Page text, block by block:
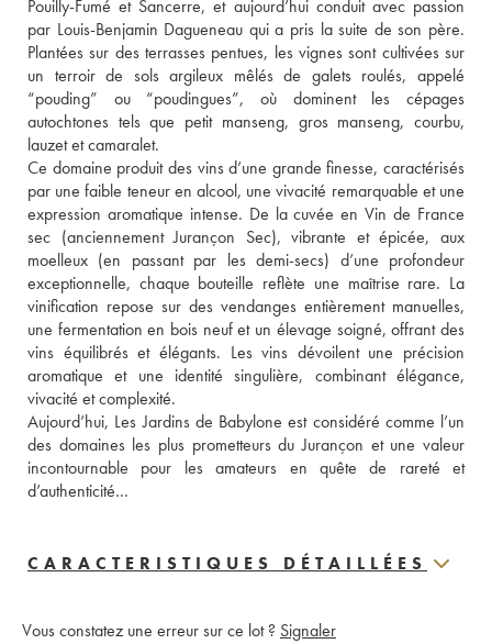
Pouilly-Fumé et Sancerre, et aujourd’hui conduit avec passion
par Louis-Benjamin Dagueneau qui a pris la suite de son père.
Plantées sur des terrasses pentues, les vignes sont cultivées sur
un terroir de sols argileux mêlés de galets roulés, appelé
“pouding” ou “poudingues”, où dominent les cépages
autochtones tels que petit manseng, gros manseng, courbu,
lauzet et camaralet.
Ce domaine produit des vins d’une grande finesse, caractérisés
par une faible teneur en alcool, une vivacité remarquable et une
expression aromatique intense. De la cuvée en Vin de France
sec (anciennement Jurançon Sec), vibrante et épicée, aux
moelleux (en passant par les demi-secs) d’une profondeur
exceptionnelle, chaque bouteille reflète une maîtrise rare. La
vinification repose sur des vendanges entièrement manuelles,
une fermentation en bois neuf et un élevage soigné, offrant des
vins équilibrés et élégants. Les vins dévoilent une précision
aromatique et une identité singulière, combinant élégance,
vivacité et complexité.
Aujourd’hui, Les Jardins de Babylone est considéré comme l’un
des domaines les plus prometteurs du Jurançon et une valeur
incontournable pour les amateurs en quête de rareté et
d’authenticité…
CARACTERISTIQUES DÉTAILLÉES
Vous constatez une erreur sur ce lot ? Signaler